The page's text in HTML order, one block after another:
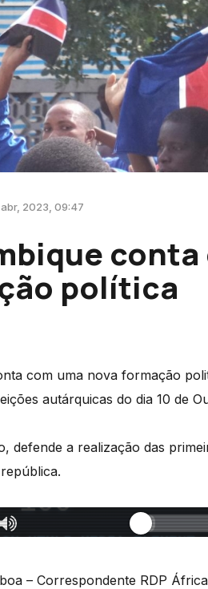
2023, 09:47
conta
política
com uma nova formação
autárquicas do dia 10 de
defende a realização das
– Correspondente RDP